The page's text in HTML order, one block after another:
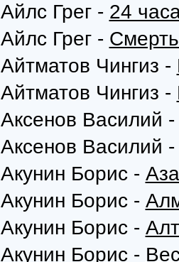
Айлс Грег - 24
Айлс Грег -
Айтматов Чингиз -
Айтматов Чингиз -
Аксенов Василий
Аксенов Василий
Акунин Борис -
Акунин Борис -
Акунин Борис -
Акунин Борис -